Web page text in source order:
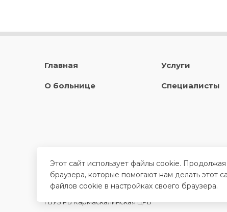
Главная
О больнице
Услуги
Специалисты
ГБУЗ РБ Кармаскалинская ЦРБ
Этот сайт использует файлы cookie.
браузера, которые помогают нам делать этот
файлов cookie в настройках своего браузера.